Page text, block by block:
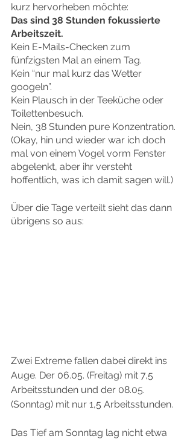
kurz hervorheben möchte:
Das sind 38 Stunden fokussierte
Arbeitszeit.
Kein E-Mails-Checken zum
fünfzigsten Mal an einem Tag.
Kein “nur mal kurz das Wetter
googeln”.
Kein Plausch in der Teeküche oder
Toilettenbesuch.
Nein, 38 Stunden pure Konzentration.
(Okay, hin und wieder war ich doch
mal von einem Vogel vorm Fenster
abgelenkt, aber ihr versteht
hoffentlich, was ich damit sagen will.)
Über die Tage verteilt sieht das dann
übrigens so aus:
Zwei Extreme fallen dabei direkt ins
Auge. Der 06.05. (Freitag) mit 7,5
Arbeitsstunden und der 08.05.
(Sonntag) mit nur 1,5 Arbeitsstunden.
Das Tief am Sonntag lag nicht etwa